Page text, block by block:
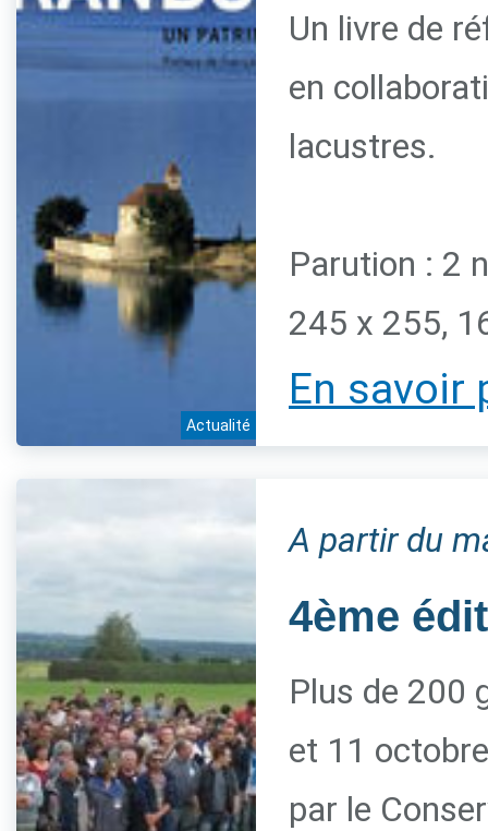
Actualité
Un livre de
en
lacustres.
Parution : 2
245 x 255,
En savoir
A partir du
4ème
Plus de 200
et 11
par le